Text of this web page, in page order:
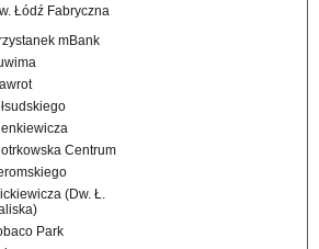
Łódź Fabryczna
mBank
Centrum
(Dw. Ł.
Park